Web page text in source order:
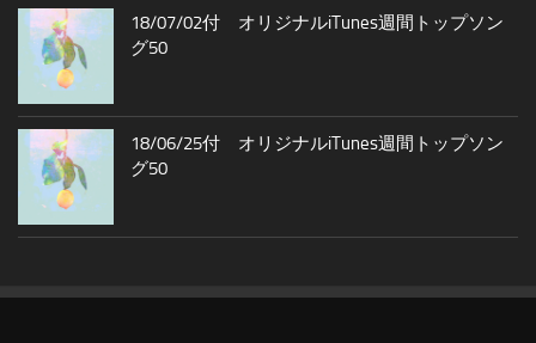
18/07/02付 オリジナルiTunes週間トップソン
グ50
18/06/25付 オリジナルiTunes週間トップソン
グ50